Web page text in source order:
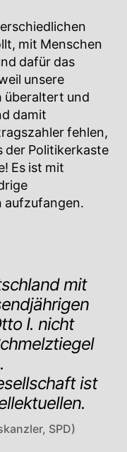
mit Menschen
dafür das
unsere
überaltert und
damit
fehlen,
der Politikerkaste
Es ist mit
aufzufangen.
mit
I. nicht
ist
SPD)